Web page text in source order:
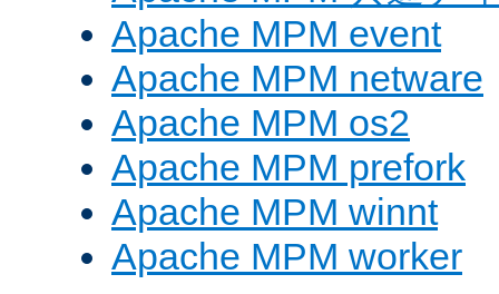
Apache MPM event
Apache MPM netware
Apache MPM os2
Apache MPM prefork
Apache MPM winnt
Apache MPM worker